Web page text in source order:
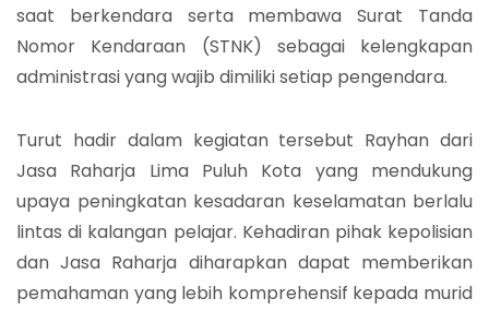
saat berkendara serta membawa Surat Tanda
Nomor Kendaraan (STNK) sebagai kelengkapan
administrasi yang wajib dimiliki setiap pengendara.
Turut hadir dalam kegiatan tersebut Rayhan dari
Jasa Raharja Lima Puluh Kota yang mendukung
upaya peningkatan kesadaran keselamatan berlalu
lintas di kalangan pelajar. Kehadiran pihak kepolisian
dan Jasa Raharja diharapkan dapat memberikan
pemahaman yang lebih komprehensif kepada murid